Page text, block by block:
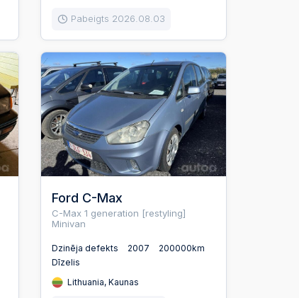
Pabeigts 2026.08.03
Ford C-Max
C-Max 1 generation [restyling]
Minivan
Dzinēja defekts 2007
200000km
Dīzelis
Lithuania, Kaunas